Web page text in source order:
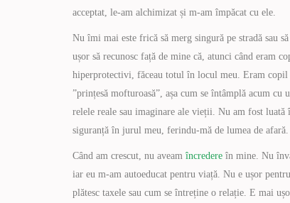
acceptat, le-am alchimizat și m-am împăcat cu ele.
Nu îmi mai este frică să merg singură pe stradă sau
ușor să recunosc față de mine că, atunci când eram
hiperprotectivi, făceau totul în locul meu. Eram copil
”prințesă mofturoasă”, așa cum se întâmplă acum
relele reale sau imaginare ale vieții. Nu am fost luată
siguranță în jurul meu, ferindu-mă de lumea de afară.
Când am crescut, nu aveam încredere în mine. Nu
iar eu m-am autoeducat pentru viață. Nu e ușor
plătesc taxele sau cum se întreține o relație. E mai